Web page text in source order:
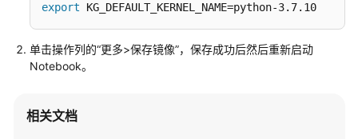
介
绍
说
export KG_DEFAULT_KERNEL_NAME=python-3.7.10
单击操作列的“更多>保存镜像”，保存成功后然后重新启动
Notebook。
相关文档